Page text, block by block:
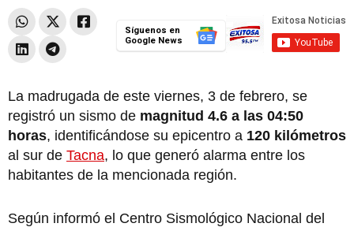
Síguenos en
Google News
La madrugada de este viernes, 3 de febrero, se
registró un sismo de magnitud 4.6 a las 04:50
horas, identificándose su epicentro a 120 kilómetros
al sur de Tacna, lo que generó alarma entre los
habitantes de la mencionada región.
Según informó el Centro Sismológico Nacional del